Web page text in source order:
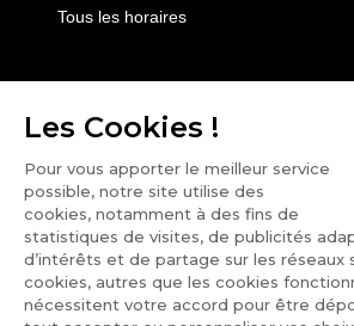
Tous les horaires
Entretien
Services
HESS AUTOMOBILE
Notre groupe
Nos points de vente
Carrière